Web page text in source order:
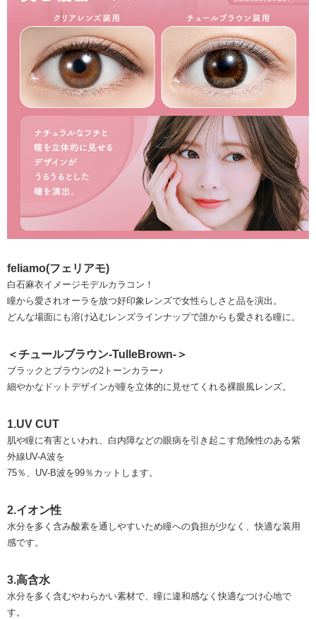
feliamo(フェリアモ)
白石麻衣イメージモデルカラコン！
瞳から愛されオーラを放つ好印象レンズで女性らしさと品を演出。
どんな場面にも溶け込むレンズラインナップで誰からも愛される瞳に。
＜チュールブラウン-TulleBrown-＞
ブラックとブラウンの2トーンカラー♪
細やかなドットデザインが瞳を立体的に見せてくれる裸眼風レンズ。
1.UV CUT
肌や瞳に有害といわれ、白内障などの眼病を引き起こす危険性のある紫
外線UV-A波を
75％、UV-B波を99％カットします。
2.イオン性
水分を多く含み酸素を通しやすいため瞳への負担が少なく、快適な装用
感です。
3.高含水
水分を多く含むやわらかい素材で、瞳に違和感なく快適なつけ心地で
す。